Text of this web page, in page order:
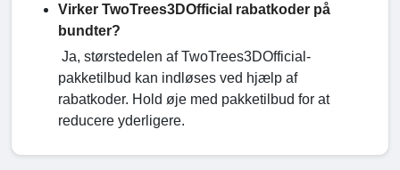
Virker TwoTrees3DOfficial rabatkoder på
bundter?
Ja, størstedelen af TwoTrees3DOfficial-
pakketilbud kan indløses ved hjælp af
rabatkoder. Hold øje med pakketilbud for at
reducere yderligere.